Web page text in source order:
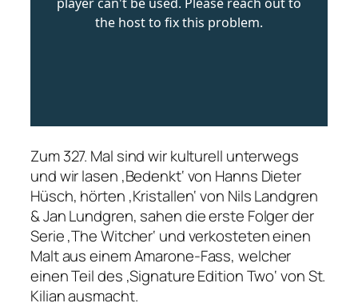
Zum 327. Mal sind wir kulturell unterwegs
und wir lasen ‚Bedenkt‘ von Hanns Dieter
Hüsch, hörten ‚Kristallen‘ von Nils Landgren
& Jan Lundgren, sahen die erste Folger der
Serie ‚The Witcher‘ und verkosteten einen
Malt aus einem Amarone-Fass, welcher
einen Teil des ‚Signature Edition Two‘ von St.
Kilian ausmacht.